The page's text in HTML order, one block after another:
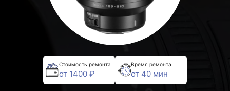
Стоимость ремонта
от 1400 ₽
Время ремонта
от 40 мин